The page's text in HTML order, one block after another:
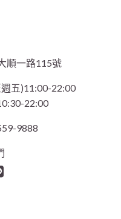
順一路115號
五)11:00-22:00
22:00
9888